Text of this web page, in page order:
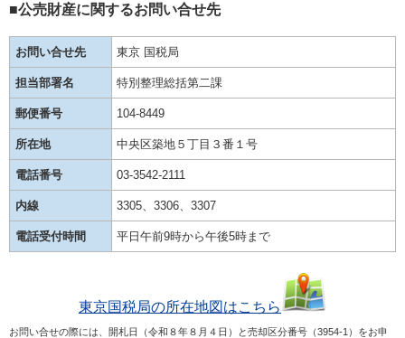
■公売財産に関するお問い合せ先
お問い合せ先 東京 国税局
担当部署名 特別整理総括第二課
郵便番号 104-8449
所在地 中央区築地５丁目３番１号
電話番号 03-3542-2111
内線 3305、3306、3307
電話受付時間 平日午前9時から午後5時まで
東京国税局の所在地図はこちら
お問い合せの際には、開札日（令和８年８月４日）と売却区分番号（3954-1）をお申